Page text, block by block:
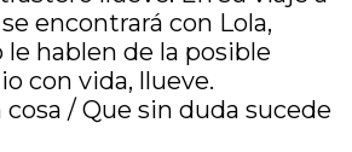
encontrará con Lola,
le hablen de la posible
con vida, llueve.
cosa / Que sin duda sucede